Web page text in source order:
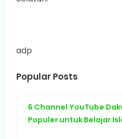
adp
Popular Posts
6 Channel YouTube
Populer untuk Belajar